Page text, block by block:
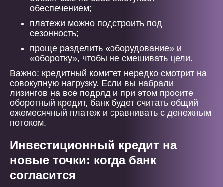
обеспечением;
платежи можно подстроить под
сезонность;
проще разделить «оборудование» и
«оборотку», чтобы не смешивать цели.
Важно: кредитный комитет нередко смотрит на
совокупную нагрузку. Если вы набрали
лизингов на все подряд и при этом просите
оборотный кредит, банк будет считать общий
ежемесячный платеж и сравнивать с денежным
потоком.
Инвестиционный кредит на
новые точки: когда банк
согласится